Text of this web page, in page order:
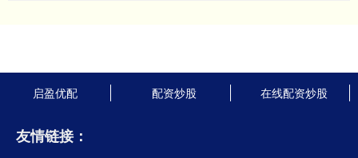
启盈优配 配资炒股 在线配资炒股
友情链接：